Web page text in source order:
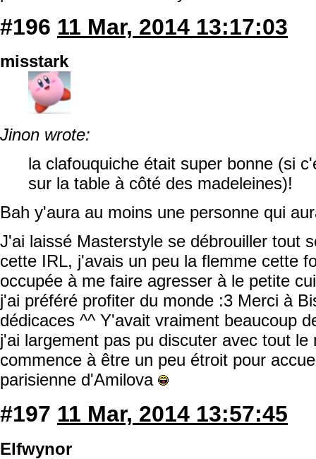
#196 11 Mar, 2014 13:17:03
misstark
Jinon wrote:
la clafouquiche était super bonne (si
sur la table à côté des madeleines)!
Bah y'aura au moins une personne qui
J'ai laissé Masterstyle se débrouiller tout
cette IRL, j'avais un peu la flemme cette
occupée à me faire agresser à le petite
j'ai préféré profiter du monde :3 Merci à
dédicaces ^^ Y'avait vraiment beaucoup
j'ai largement pas pu discuter avec tout
commence à être un peu étroit pour
parisienne d'Amilova
#197 11 Mar, 2014 13:57:45
Elfwynor